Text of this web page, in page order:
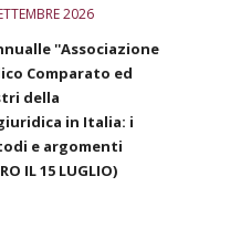
2026
''Associazione
Comparato ed
della
in Italia: i
e argomenti
IL 15 LUGLIO)